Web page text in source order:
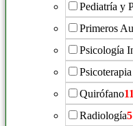
Pediatría y
Primeros
Psicología
Quirófano11
Radiología5